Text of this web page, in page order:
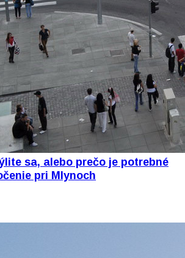
sa, alebo prečo je potrebné
pri Mlynoch